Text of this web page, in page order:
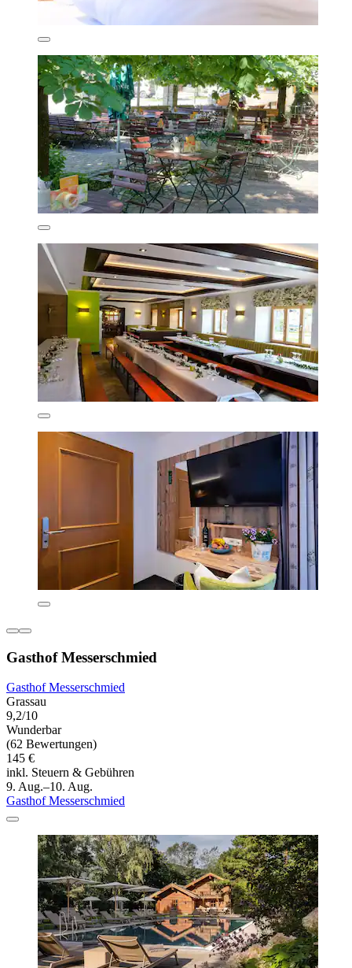
Gasthof Messerschmied
Gasthof Messerschmied
Grassau
9,2/10
Wunderbar
(62 Bewertungen)
145 €
inkl. Steuern & Gebühren
9. Aug.–10. Aug.
Gasthof Messerschmied